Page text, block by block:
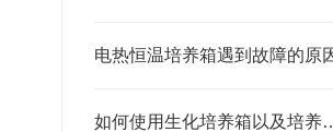
电热恒温培养箱遇到故障的原
如何使用生化